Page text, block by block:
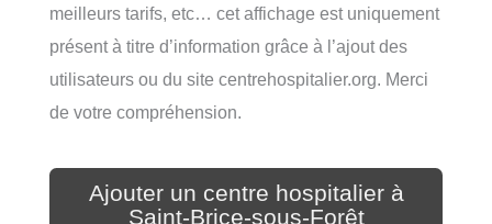
meilleurs tarifs, etc… cet affichage est uniquement
présent à titre d’information grâce à l’ajout des
utilisateurs ou du site centrehospitalier.org. Merci
de votre compréhension.
Ajouter un centre hospitalier à
Saint-Brice-sous-Forêt